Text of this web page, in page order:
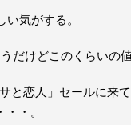
気がする。
だけどこのくらいの
と恋人」セールに来
・。